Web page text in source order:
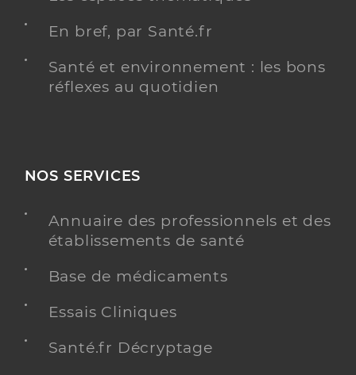
En bref, par Santé.fr
Santé et environnement : les bons
réflexes au quotidien
NOS SERVICES
Annuaire des professionnels et des
établissements de santé
Base de médicaments
Essais Cliniques
Santé.fr Décryptage